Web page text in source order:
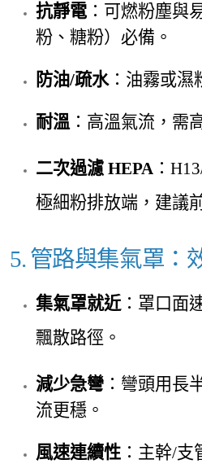
抗靜電：可燃粉塵與
粉、糖粉）必備。
防油/疏水：油霧或濕
耐溫 ：高溫氣流，需
二次過濾 HEPA ：H13
極細粉排放端，建議
5. 管路與集氣罩：
集氣罩就近 ：罩口面
飄散路徑。
減少急彎 ：彎頭用長
流更穩。
風速連續性 ：主幹/